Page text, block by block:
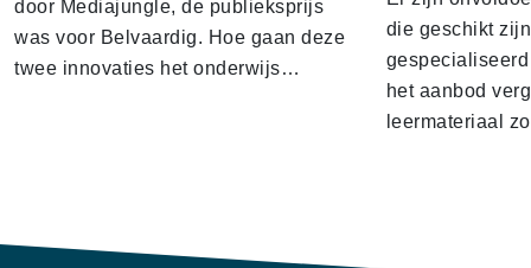
door Mediajungle, de publieksprijs
was voor Belvaardig. Hoe gaan deze
twee innovaties het onderwijs…
die geschikt
het aanbod
leermateriaal